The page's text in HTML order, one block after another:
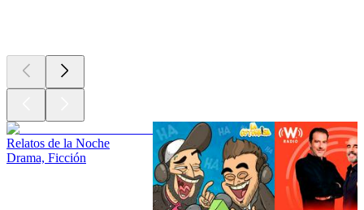
Relatos de la Noche
Drama, Ficción